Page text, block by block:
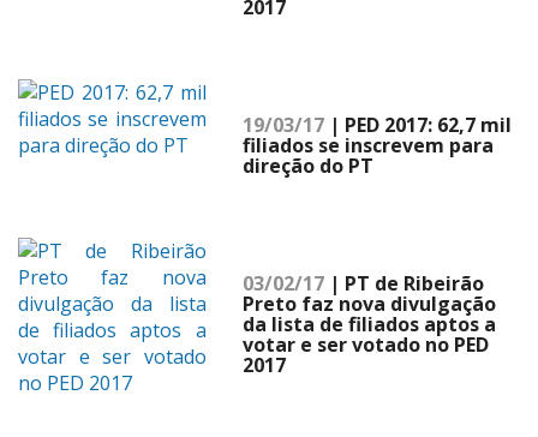
2017
19/03/17 | PED 2017: 62,7 mil
filiados se inscrevem para
direção do PT
03/02/17 | PT de Ribeirão
Preto faz nova divulgação
da lista de filiados aptos a
votar e ser votado no PED
2017